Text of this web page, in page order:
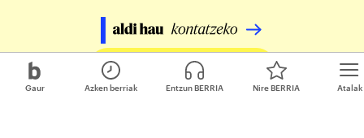
Gaur Atalak
Azken berriak Entzun BERRIA Nire BERRIA
Egin zure ekarpena